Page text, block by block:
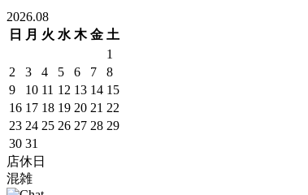
2026.08
日
月 火 水 木 金 土
1
2
3 4 5 6 7
8
9
10 11 12 13 14 15
16 17 18 19 20 21 22
23 24 25 26 27 28 29
30 31
店休日
混雑